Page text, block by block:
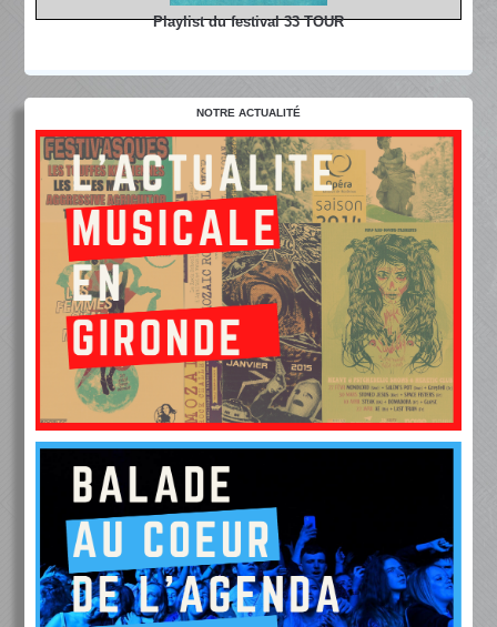
Playlist du festival 33 TOUR
NOTRE ACTUALITÉ